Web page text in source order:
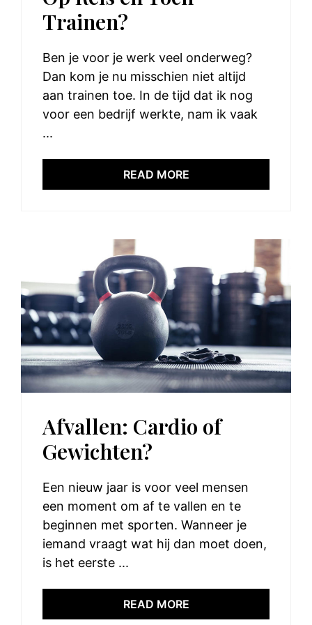
Trainen?
Ben je voor je werk veel onderweg?
Dan kom je nu misschien niet altijd
aan trainen toe. In de tijd dat ik nog
voor een bedrijf werkte, nam ik vaak
...
READ MORE
Afvallen: Cardio of
Gewichten?
Een nieuw jaar is voor veel mensen
een moment om af te vallen en te
beginnen met sporten. Wanneer je
iemand vraagt wat hij dan moet doen,
is het eerste ...
READ MORE